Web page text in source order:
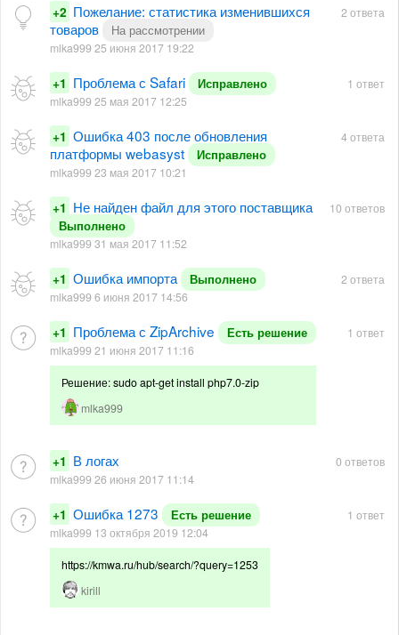
+2 Пожелание: статистика изменившихся
товаров
На рассмотрении
mlka999 25 июня 2017 19:22
2 ответа
+1 Проблема с Safari Исправлено
mlka999 25 мая 2017 12:25
1 ответ
+1 Ошибка 403 после обновления
платформы webasyst
Исправлено
mlka999 23 мая 2017 10:21
4 ответа
+1 Не найден файл для этого поставщика
Выполнено
mlka999 31 мая 2017 11:52
10 ответов
+1 Ошибка импорта Выполнено
mlka999 6 июня 2017 14:56
2 ответа
+1 Проблема с ZipArchive Есть решение
mlka999 21 июня 2017 11:16
Решение: sudo apt-get install php7.0-zip
mlka999
1 ответ
+1 В логах
mlka999 26 июня 2017 11:14
0 ответов
+1 Ошибка 1273 Есть решение
mlka999 13 октября 2019 12:04
https://kmwa.ru/hub/search/?query=1253
kirill
1 ответ